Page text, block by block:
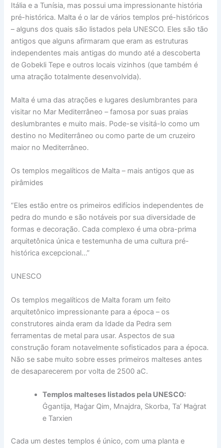
Itália e a Tunísia, mas possui uma impressionante história
pré-histórica. Malta é o lar de vários templos pré-históricos
– alguns dos quais são listados pela UNESCO. Eles são tão
antigos que alguns afirmaram que eram as estruturas
independentes mais antigas do mundo até a descoberta
de Gobekli Tepe e outros locais vizinhos (que também é
uma atração totalmente desenvolvida).
Malta é uma das atrações e lugares deslumbrantes para
visitar no Mar Mediterrâneo – famosa por suas praias
deslumbrantes e muito mais. Pode-se visitá-lo como um
destino no Mediterrâneo ou como parte de um cruzeiro
maior no Mediterrâneo.
Os templos megalíticos de Malta – mais antigos que as
pirâmides
“Eles estão entre os primeiros edifícios independentes de
pedra do mundo e são notáveis ​​por sua diversidade de
formas e decoração. Cada complexo é uma obra-prima
arquitetônica única e testemunha de uma cultura pré-
histórica excepcional…”
UNESCO
Os templos megalíticos de Malta foram um feito
arquitetônico impressionante para a época – os
construtores ainda eram da Idade da Pedra sem
ferramentas de metal para usar. Aspectos de sua
construção foram notavelmente sofisticados para a época.
Não se sabe muito sobre esses primeiros malteses antes
de desaparecerem por volta de 2500 aC.
Templos malteses listados pela UNESCO:
Ġgantija, Ħaġar Qim, Mnajdra, Skorba, Ta’ Ħaġrat
e Tarxien
Cada um destes templos é único, com uma planta e